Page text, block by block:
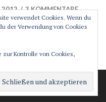
2012 3 KOMMENTARE
Theme: Canard von
.
verwendet Cookies. Wenn du
der Verwendung von Cookies
Kontrolle von Cookies,